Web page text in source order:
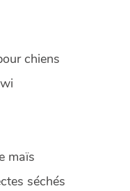
chiens
maïs
séchés